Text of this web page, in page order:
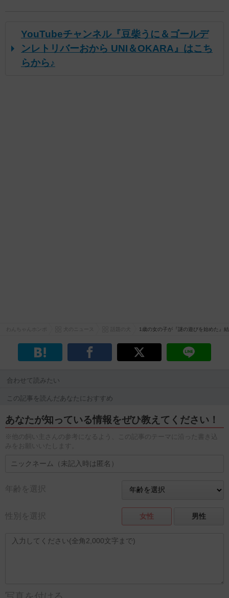
YouTubeチャンネル『豆柴うに＆ゴールデ
ンレトリバーおから UNI＆OKARA』はこち
らから♪
1歳の女の子が『謎の遊びを始めた』
合わせて読みたい
この記事を読んだあなたにおすすめ
あなたが知っている情報をぜひ教えてください！
※他の飼い主さんの参考になるよう、この記事のテーマに沿った書き込
みをお願いいたします。
年齢を選択
性別を選択 女性 男性